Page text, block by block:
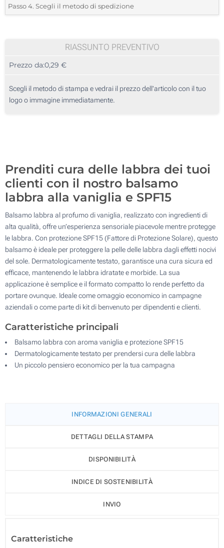
1 Colore (Su un lato)
3 Colori (Su un lato)
Stampa digitale full color (Su un lato)
*Quantità desiderata:
670
1675
3350
Passo 4. Scegli il metodo di spedizione
RIASSUNTO PREVENTIVO
Prezzo da:0,29 €
Scegli il metodo di stampa e vedrai il prezzo dell'articolo con il tuo
logo o immagine immediatamente.
Prenditi cura delle labbra dei tuoi
clienti con il nostro balsamo
labbra alla vaniglia e SPF15
Balsamo labbra al profumo di vaniglia, realizzato con ingredienti di
alta qualità, offre un’esperienza sensoriale piacevole mentre protegge
le labbra. Con protezione SPF15 (Fattore di Protezione Solare), questo
balsamo è ideale per proteggere la pelle delle labbra dagli effetti nocivi
del sole. Dermatologicamente testato, garantisce una cura sicura ed
efficace, mantenendo le labbra idratate e morbide. La sua
applicazione è semplice e il formato compatto lo rende perfetto da
portare ovunque. Ideale come omaggio economico in campagne
aziendali o come parte di kit di benvenuto per dipendenti e clienti.
Caratteristiche principali
Balsamo labbra con aroma vaniglia e protezione SPF15
Dermatologicamente testato per prendersi cura delle labbra
Un piccolo pensiero economico per la tua campagna
INFORMAZIONI GENERALI
DETTAGLI DELLA STAMPA
DISPONIBILITÀ
INDICE DI SOSTENIBILITÀ
INVIO
Caratteristiche